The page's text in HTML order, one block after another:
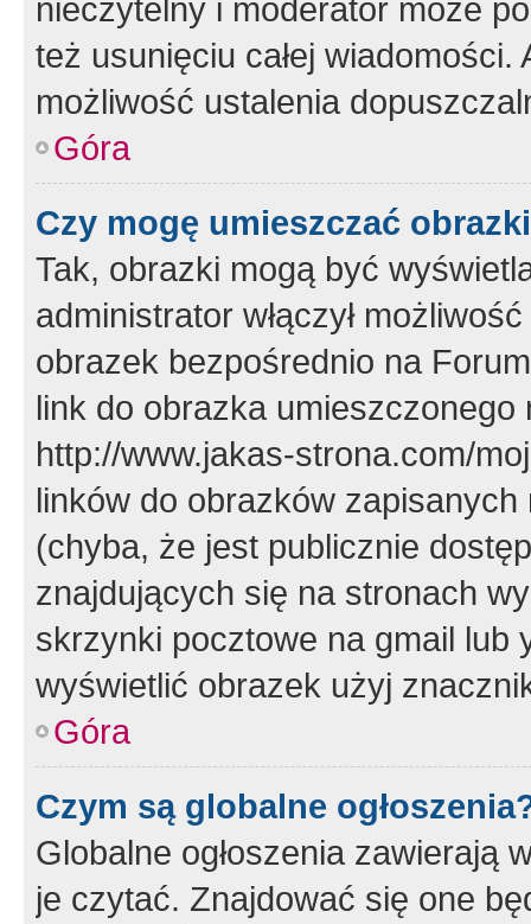
nieczytelny i moderator może
też usunięciu całej
możliwość ustalenia
Góra
Czy mogę umieszczać
Tak, obrazki mogą być
administrator włączył
obrazek bezpośrednio na
link do obrazka
http://www.jakas-strona.com/
linków do obrazków
(chyba, że jest publicznie
znajdujących się na stronach
skrzynki pocztowe na gmail lub
wyświetlić obrazek użyj
Góra
Czym są globalne
Globalne ogłoszenia zawierają
je czytać. Znajdować się one